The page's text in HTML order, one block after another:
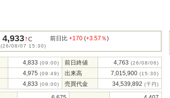
4,933↑C
(26/08/07 15:30)
前日比 +170 (+3.57％)
4,833 (09:00) 前日終値 4,763 (26/08/06)
4,975 (09:49) 出来高 7,015,900 (15:30)
4,833 (09:00) 売買代金 34,539,892 (千円)